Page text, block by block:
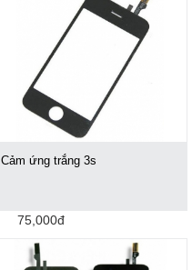
Cảm ứng trắng 3s
75,000đ